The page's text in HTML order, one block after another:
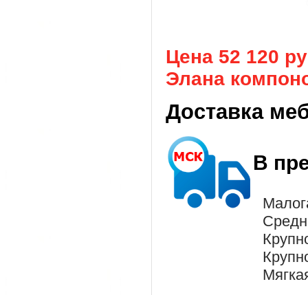
Цена 52 120
Элана
Доставка
В